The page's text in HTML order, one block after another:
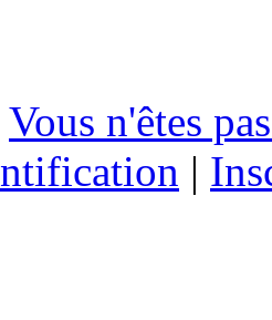
Vous n'êtes
|